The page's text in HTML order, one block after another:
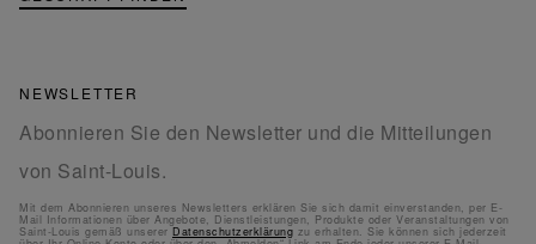
NEWSLETTER
Abonnieren Sie den Newsletter und die Mitteilungen
von Saint-Louis.
Mit dem Abonnieren unseres Newsletters erklären Sie sich damit einverstanden, per E-
Mail Informationen über Angebote, Dienstleistungen, Produkte oder Veranstaltungen von
Saint-Louis gemäß unserer Datenschutzerklärung zu erhalten. Sie können sich jederzeit